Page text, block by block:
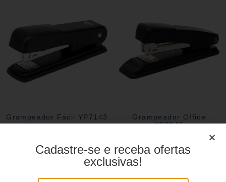
Grampeador Fácil YP7143
Grampeador Office
YP7146
Cadastre-se e receba ofertas
exclusivas!